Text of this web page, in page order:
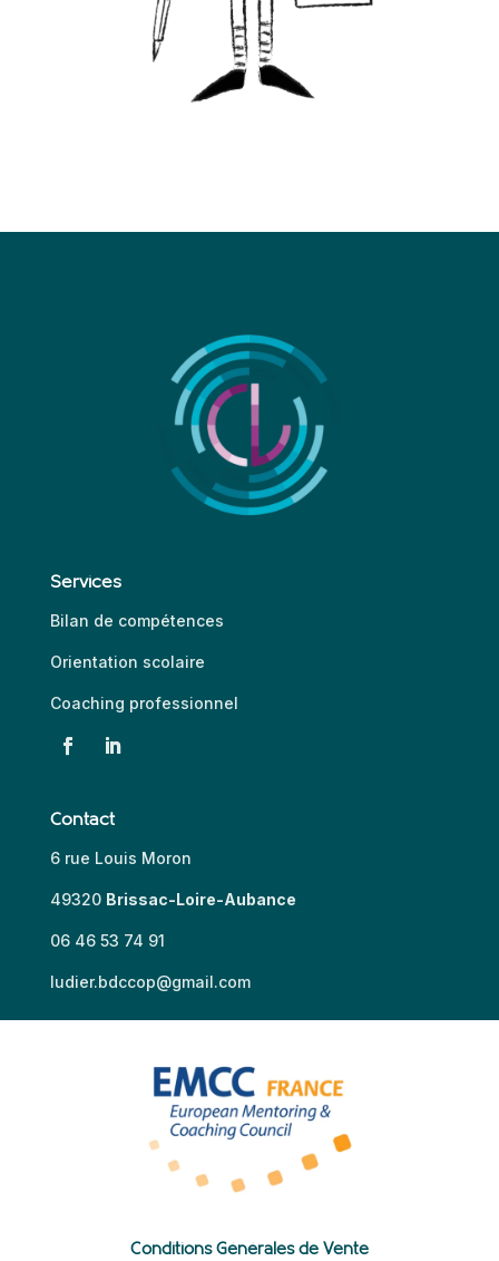
Services
Bilan de compétences
Orientation scolaire
Coaching professionnel
Contact
6 rue Louis Moron
49320 Brissac-Loire-Aubance
06 46 53 74 91
ludier.bdccop@gmail.com
Conditions Générales de Vente